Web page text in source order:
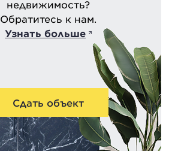
недвижимость?
Обратитесь к нам.
Узнать больше
Сдать объект